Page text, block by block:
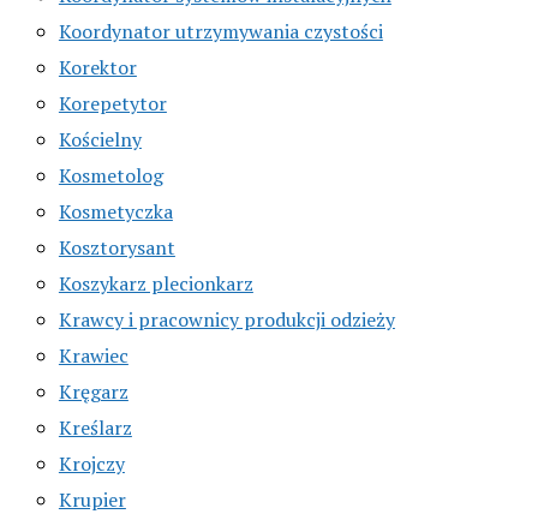
Koordynator utrzymywania czystości
Korektor
Korepetytor
Kościelny
Kosmetolog
Kosmetyczka
Kosztorysant
Koszykarz plecionkarz
Krawcy i pracownicy produkcji odzieży
Krawiec
Kręgarz
Kreślarz
Krojczy
Krupier